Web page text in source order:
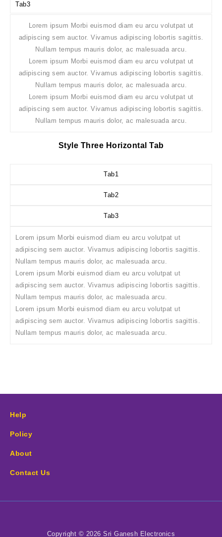
Tab3
Lorem ipsum Morbi euismod diam eu arcu volutpat ut
adipiscing sem auctor. Vivamus adipiscing lobortis sagittis.
Nullam tempus mauris dolor, ac malesuada arcu.
Lorem ipsum Morbi euismod diam eu arcu volutpat ut
adipiscing sem auctor. Vivamus adipiscing lobortis sagittis.
Nullam tempus mauris dolor, ac malesuada arcu.
Lorem ipsum Morbi euismod diam eu arcu volutpat ut
adipiscing sem auctor. Vivamus adipiscing lobortis sagittis.
Nullam tempus mauris dolor, ac malesuada arcu.
Style Three Horizontal Tab
Tab1
Tab2
Tab3
Lorem ipsum Morbi euismod diam eu arcu volutpat ut
adipiscing sem auctor. Vivamus adipiscing lobortis sagittis.
Nullam tempus mauris dolor, ac malesuada arcu.
Lorem ipsum Morbi euismod diam eu arcu volutpat ut
adipiscing sem auctor. Vivamus adipiscing lobortis sagittis.
Nullam tempus mauris dolor, ac malesuada arcu.
Lorem ipsum Morbi euismod diam eu arcu volutpat ut
adipiscing sem auctor. Vivamus adipiscing lobortis sagittis.
Nullam tempus mauris dolor, ac malesuada arcu.
Help
Policy
About
Contact Us
Copyright © 2026 Sri Ganesh Electronics